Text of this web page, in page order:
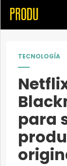
TECNOLOGÍA
para